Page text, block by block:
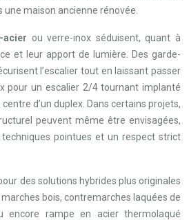
une maison ancienne rénovée.
acier ou verre-inox séduisent, quant à
et leur apport de lumière. Des garde-
l’escalier tout en laissant passer
pour un escalier 2/4 tournant implanté
d’un duplex. Dans certains projets,
peuvent même être envisagées,
pointues et un respect strict
des solutions hybrides plus originales
bois, contremarches laquées de
encore rampe en acier thermolaqué